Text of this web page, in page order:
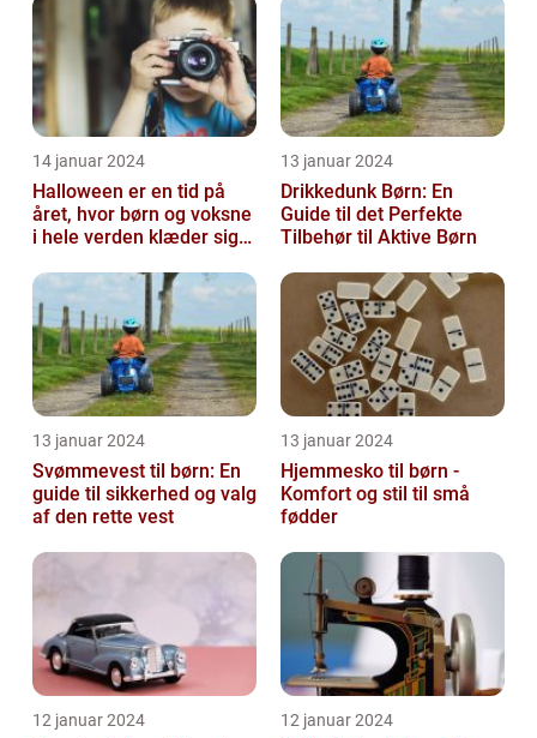
14 januar 2024
Halloween er en tid på
året, hvor børn og voksne
i hele verden klæder sig
fant...
13 januar 2024
Drikkedunk Børn: En
Guide til det Perfekte
Tilbehør til Aktive Børn
13 januar 2024
Svømmevest til børn: En
guide til sikkerhed og valg
af den rette vest
13 januar 2024
Hjemmesko til børn -
Komfort og stil til små
fødder
12 januar 2024 12 januar 2024